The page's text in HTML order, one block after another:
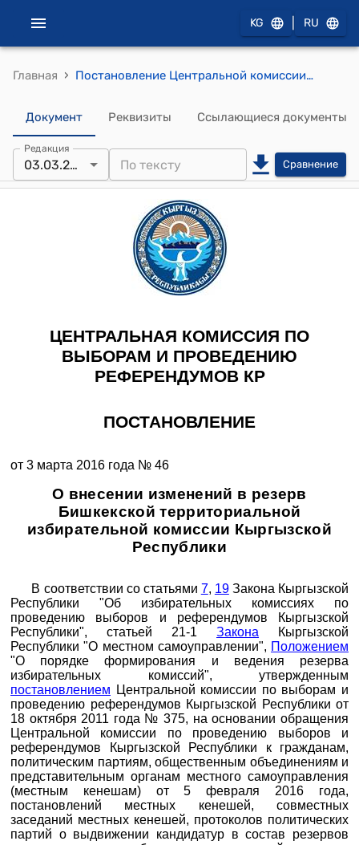
KG RU
Главная › Постановление Центральной комиссии по выборам и проведению референдумов КР от 3 марта 2016 года № 46 "О внесении изменений в резерв Бишкекской территориальной избирательной комиссии Кыргызской Республики"
Документ Реквизиты Ссылающиеся документы
Редакция
03.03.2016 Сравнение